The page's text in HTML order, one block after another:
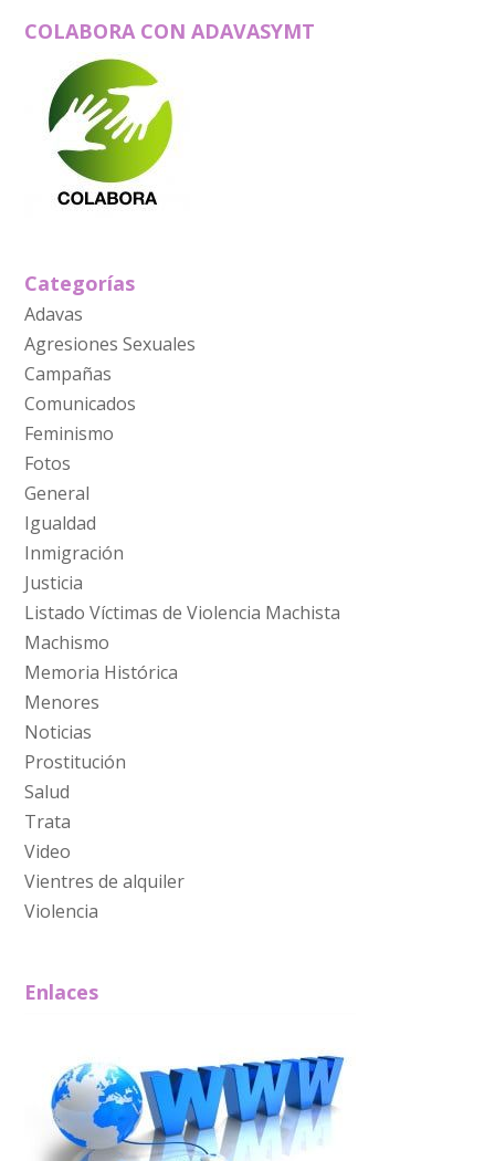
COLABORA CON ADAVASYMT
Categorías
Adavas
Agresiones Sexuales
Campañas
Comunicados
Feminismo
Fotos
General
Igualdad
Inmigración
Justicia
Listado Víctimas de Violencia Machista
Machismo
Memoria Histórica
Menores
Noticias
Prostitución
Salud
Trata
Video
Vientres de alquiler
Violencia
Enlaces